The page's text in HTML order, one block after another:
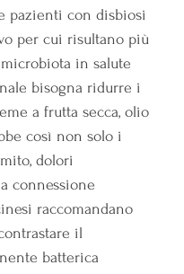
pazienti con disbiosi
per cui risultano più
in salute
bisogna ridurre i
a frutta secca, olio
così non solo i
dolori
connessione
raccomandano
il
batterica